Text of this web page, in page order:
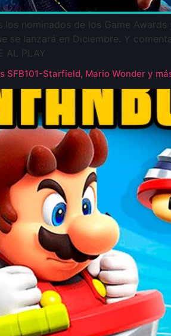
nominados de los Game
se lanzará en Diciembre. Y
AL PLAY
SFB101-Starfield, Mario Wonder y